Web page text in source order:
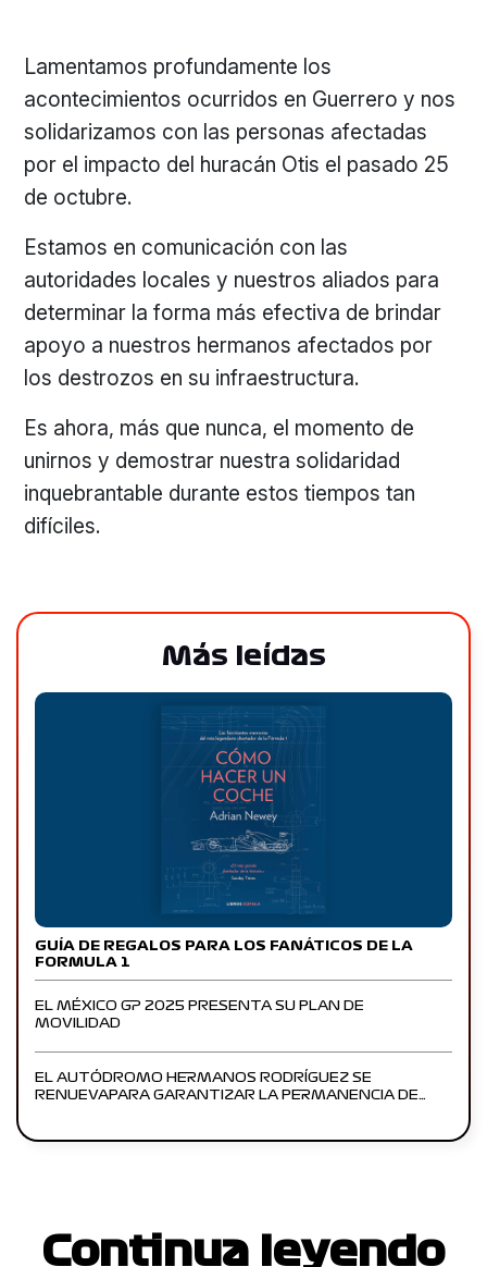
Lamentamos profundamente los
acontecimientos ocurridos en Guerrero y nos
solidarizamos con las personas afectadas
por el impacto del huracán Otis el pasado 25
de octubre.
Estamos en comunicación con las
autoridades locales y nuestros aliados para
determinar la forma más efectiva de brindar
apoyo a nuestros hermanos afectados por
los destrozos en su infraestructura.
Es ahora, más que nunca, el momento de
unirnos y demostrar nuestra solidaridad
inquebrantable durante estos tiempos tan
difíciles.
Más leídas
GUÍA DE REGALOS PARA LOS FANÁTICOS DE LA
FORMULA 1
EL MÉXICO GP 2025 PRESENTA SU PLAN DE
MOVILIDAD
EL AUTÓDROMO HERMANOS RODRÍGUEZ SE
RENUEVAPARA GARANTIZAR LA PERMANENCIA DE…
Continua leyendo